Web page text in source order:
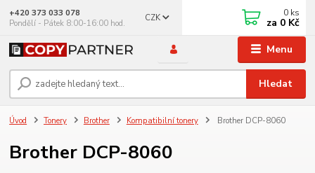
Menu
CZK
Hledat
+420 373 033 078
Pondělí - Pátek 8:00-16:00 hod.
0 ks
za 0 Kč
Úvod Tonery Brother Kompatibilní tonery Brother DCP-8060
Brother DCP-8060